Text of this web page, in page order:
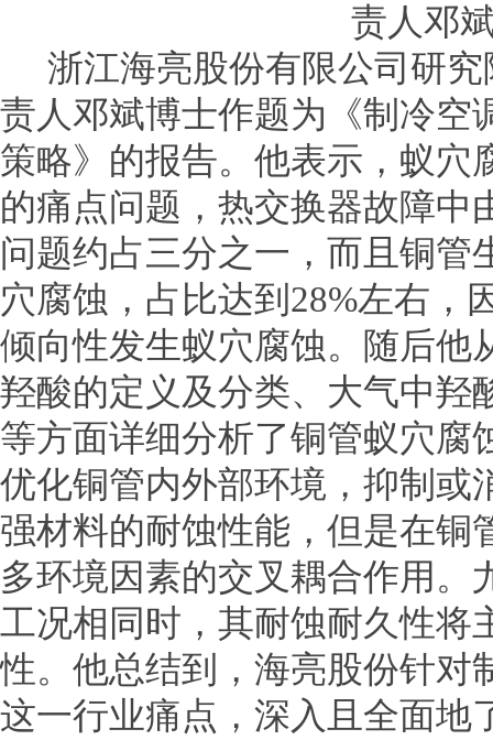
责人邓
浙江海亮股份有限公司研
责人邓斌博士作题为《制冷空
策略》的报告。他表示，蚁穴
的痛点问题，热交换器故障中
问题约占三分之一，而且铜管
穴腐蚀，占比达到28%左右，
倾向性发生蚁穴腐蚀。随后他
羟酸的定义及分类、大气中羟
等方面详细分析了铜管蚁穴腐
优化铜管内外部环境，抑制或
强材料的耐蚀性能，但是在铜
多环境因素的交叉耦合作用。
工况相同时，其耐蚀耐久性将
性。他总结到，海亮股份针对
这一行业痛点，深入且全面地